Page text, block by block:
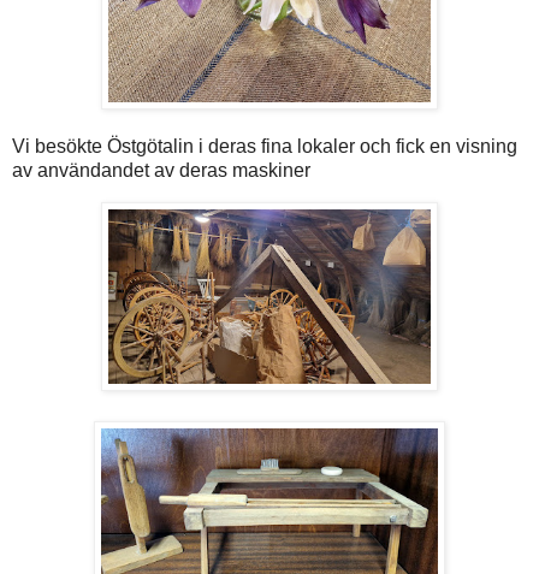
Vi besökte Östgötalin i deras fina lokaler och fick en visning
av användandet av deras maskiner